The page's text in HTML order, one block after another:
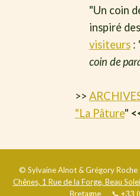
"Un coin
inspiré
visiteurs:
coin de
>>
"La Pâture"
© Sylvaine Alnot & Grégory
Chênes, 1 Rue de la Forge, Beau
Bretagne📞 +33